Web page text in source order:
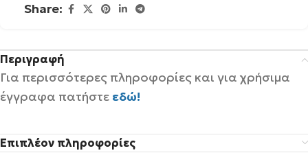
Share:
Περιγραφή
Για περισσότερες πληροφορίες και για χρήσιμα
έγγραφα πατήστε εδώ!
Επιπλέον πληροφορίες